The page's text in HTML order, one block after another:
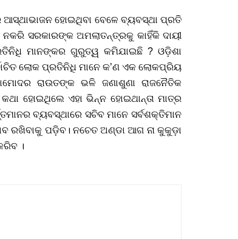
ହୋଇଥିବା ବେଳେ ବ୍ୟବସ୍ଥା ପ୍ରତି
ସରକାରଙ୍କ ଅମଲାତନ୍ତ୍ରକୁ କାହିଁକି ଦାୟୀ
ମାନଙ୍କର ଗୁରୁତ୍ୱ କମିଯାଇଛି ? ଓଡ଼ିଶା
ଲୋକ ପ୍ରତିନିଧି ମାନେ କ’ଣ ଏକ ଲୋକପ୍ରିୟ
ରାଉତଙ୍କ ଭଳି ଜଣାଶୁଣା ରାଜନୈତିକ
ହୋଇଥିଲେ ଏହା ଭିନ୍ନ ହୋଇଥାନ୍ତା ମାତ୍ର
ବ୍ୟବସ୍ଥାରେ ସଚିବ ମାନେ ସର୍ବଶକ୍ତିମାନ
ରଖିବାକୁ ପଡ଼ିବ। ନଚେତ ଅଣ୍ଡା ଆଗ ନା କୁକୁଡ଼ା
।